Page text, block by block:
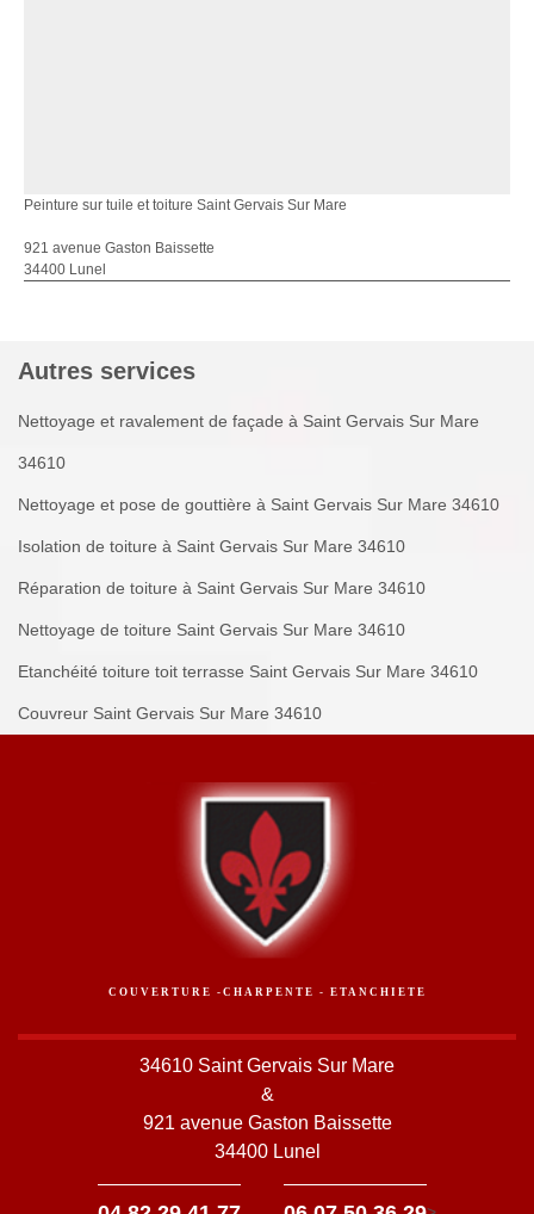
Peinture sur tuile et toiture Saint Gervais Sur Mare
921 avenue Gaston Baissette
34400 Lunel
Autres services
Nettoyage et ravalement de façade à Saint Gervais Sur Mare
34610
Nettoyage et pose de gouttière à Saint Gervais Sur Mare 34610
Isolation de toiture à Saint Gervais Sur Mare 34610
Réparation de toiture à Saint Gervais Sur Mare 34610
Nettoyage de toiture Saint Gervais Sur Mare 34610
Etanchéité toiture toit terrasse Saint Gervais Sur Mare 34610
Couvreur Saint Gervais Sur Mare 34610
COUVERTURE -CHARPENTE - ETANCHIETE
34610 Saint Gervais Sur Mare
&
921 avenue Gaston Baissette
34400 Lunel